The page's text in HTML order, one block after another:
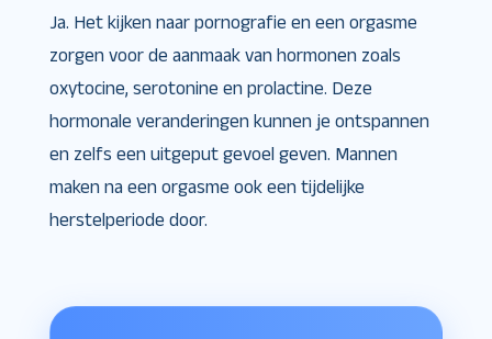
Ja. Het kijken naar pornografie en een orgasme
zorgen voor de aanmaak van hormonen zoals
oxytocine, serotonine en prolactine. Deze
hormonale veranderingen kunnen je ontspannen
en zelfs een uitgeput gevoel geven. Mannen
maken na een orgasme ook een tijdelijke
herstelperiode door.